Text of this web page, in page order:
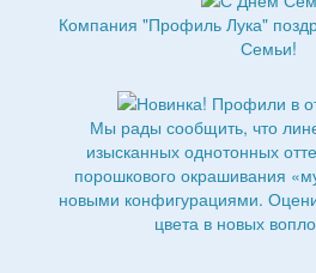
Компания "Профиль Лука"
Семьи!
Мы рады сообщить, что
изысканных однотонных
порошкового окрашивания
новыми конфигурациями.
цвета в новых